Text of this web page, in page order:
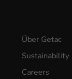
Über Getac
Sustainability
Careers